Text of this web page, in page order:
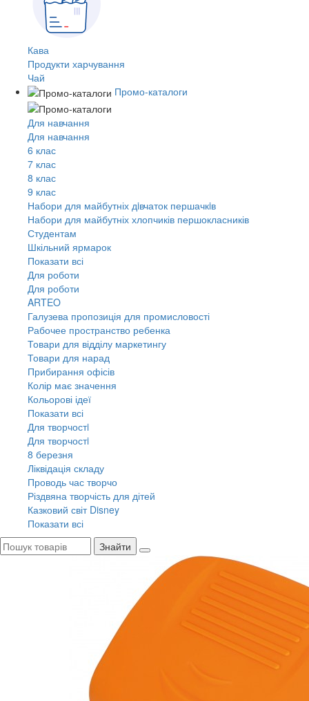
Кава
Продукти харчування
Чай
Промо-каталоги
Для навчання
Для навчання
6 клас
7 клас
8 клас
9 клас
Набори для майбутніх дiвчаток першачкiв
Набори для майбутніх хлопчиків першокласників
Студентам
Шкільний ярмарок
Показати всі
Для роботи
Для роботи
ARTEO
Галузева пропозиція для промисловості
Рабочее пространство ребенка
Товари для відділу маркетингу
Товари для нарад
Прибирання офісів
Колір має значення
Кольорові ідеї
Показати всі
Для творчостi
Для творчостi
8 березня
Ліквідація складу
Проводь час творчо
Різдвяна творчість для дітей
Казковий світ Disney
Показати всі
Знайти